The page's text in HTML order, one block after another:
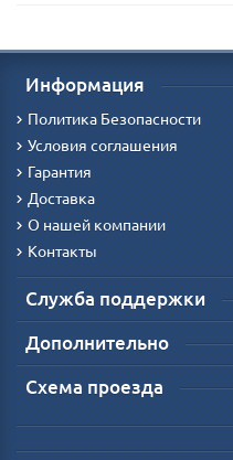
Информация
Политика Безопасности
Условия соглашения
Гарантия
Доставка
О нашей компании
Контакты
Служба поддержки
Дополнительно
Схема проезда